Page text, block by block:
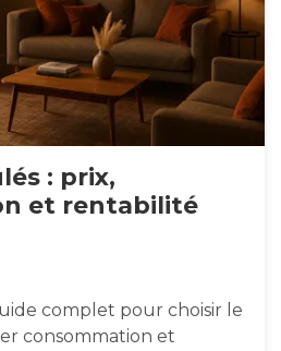
: prix,
et rentabilité
complet pour choisir le
consommation et